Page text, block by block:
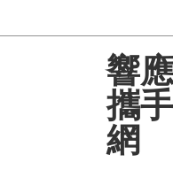
響
攜
網